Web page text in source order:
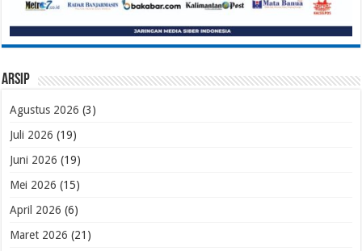
Arsip
Agustus 2026 (3)
Juli 2026 (19)
Juni 2026 (19)
Mei 2026 (15)
April 2026 (6)
Maret 2026 (21)